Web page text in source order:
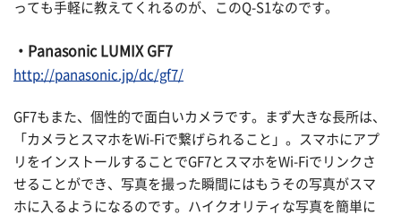
っても手軽に教えてくれるのが、このQ-S1なのです。
・Panasonic LUMIX GF7
http://panasonic.jp/dc/gf7/
GF7もまた、個性的で面白いカメラです。まず大きな長所は、
「カメラとスマホをWi-Fiで繋げられること」。スマホにアプ
リをインストールすることでGF7とスマホをWi-Fiでリンクさ
せることができ、写真を撮った瞬間にはもうその写真がスマ
ホに入るようになるのです。ハイクオリティな写真を簡単に